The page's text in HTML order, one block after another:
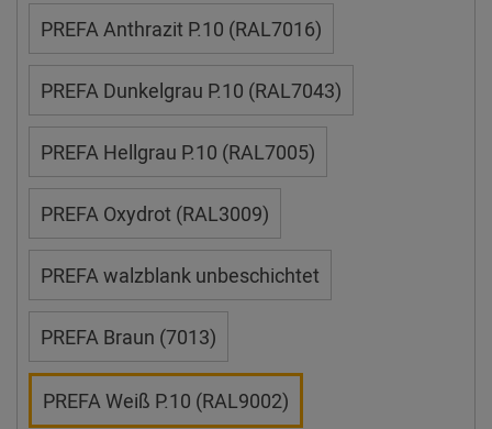
PREFA Anthrazit P.10 (RAL7016)
PREFA Dunkelgrau P.10 (RAL7043)
PREFA Hellgrau P.10 (RAL7005)
PREFA Oxydrot (RAL3009)
PREFA walzblank unbeschichtet
PREFA Braun (7013)
PREFA Weiß P.10 (RAL9002)